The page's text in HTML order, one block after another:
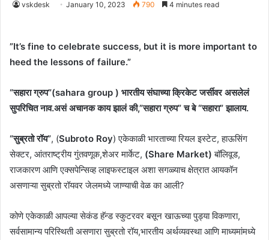
vskdesk January 10, 2023 790 4 minutes read
”It’s fine to celebrate success, but it is more important to
heed the lessons of failure.”
“सहारा ग्रुप”(sahara group ) भारतीय संघाच्या क्रिकेट जर्सीवर असलेलं
सुपरिचित नाव.असं अचानक काय झालं की,”सहारा ग्रुप” च बे “सहारा” झालाय.
“सुब्रतो रॉय”, (Subroto Roy) एकेकाळी भारताच्या रियल इस्टेट, हाऊसिंग
सेक्टर, आंतराष्ट्रीय गुंतवणूक,शेअर मार्केट, (Share Market) बॉलिवूड,
राजकारण आणि एक्सपेन्सिव्ह लाइफस्टाइल अशा सगळ्याच क्षेत्रात आयकॉन
असणाऱ्या सुब्रतो रॉयवर जेलमध्ये जाण्याची वेळ का आली?
कोणे एकेकाळी आपल्या सेकंड हॅन्ड स्कुटरवर बसून खाऊच्या पुड्या विकणारा,
सर्वसामान्य परिस्थिती असणारा सुब्रतो रॉय,भारतीय अर्थव्यवस्था आणि माध्यमांमध्ये